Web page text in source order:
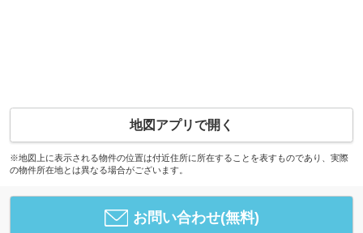
地図アプリで開く
※地図上に表示される物件の位置は付近住所に所在することを表すものであり、実際
の物件所在地とは異なる場合がございます。
お問い合わせ(無料)